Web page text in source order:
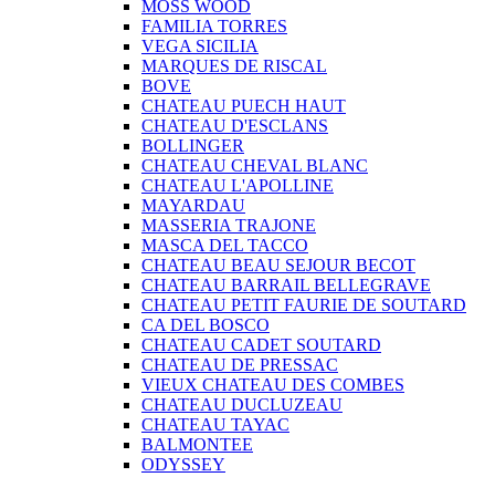
MOSS WOOD
FAMILIA TORRES
VEGA SICILIA
MARQUES DE RISCAL
BOVE
CHATEAU PUECH HAUT
CHATEAU D'ESCLANS
BOLLINGER
CHATEAU CHEVAL BLANC
CHATEAU L'APOLLINE
MAYARDAU
MASSERIA TRAJONE
MASCA DEL TACCO
CHATEAU BEAU SEJOUR BECOT
CHATEAU BARRAIL BELLEGRAVE
CHATEAU PETIT FAURIE DE SOUTARD
CA DEL BOSCO
CHATEAU CADET SOUTARD
CHATEAU DE PRESSAC
VIEUX CHATEAU DES COMBES
CHATEAU DUCLUZEAU
CHATEAU TAYAC
BALMONTEE
ODYSSEY